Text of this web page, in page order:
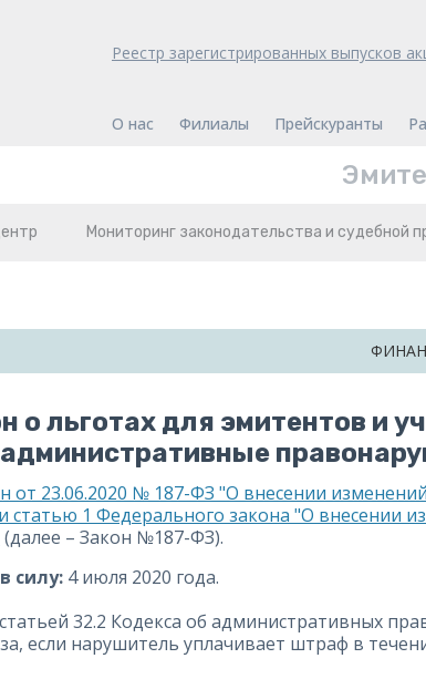
Реестр зарегистрированных выпусков
О нас Филиалы Прейскуранты
Мониторинг законодательства и судебной
о льготах для эмитентов и
от 23.06.2020 № 187-ФЗ "О внесении
статью 1 Федерального закона "О внесении
(далее – Закон №187-ФЗ).
силу: 4 июля 2020 года.
32.2 Кодекса об административных
если нарушитель уплачивает штраф в